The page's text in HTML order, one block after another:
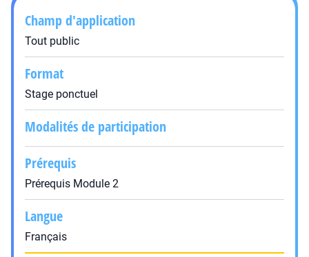
Champ d'application
Tout public
Format
Stage ponctuel
Modalités de participation
Prérequis
Prérequis Module 2
Langue
Français